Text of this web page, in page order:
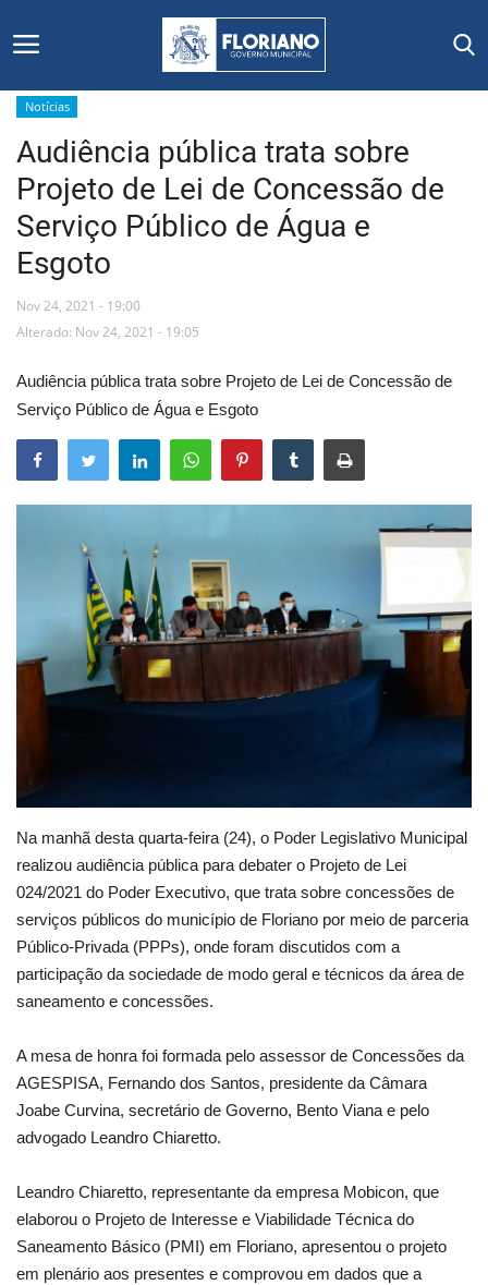
Início
Editais
Floriano
Secretarias e Órgãos
Mural de Licitações
Notícias
Vídeos
Webmail
Notícias
Audiência pública trata sobre
Projeto de Lei de Concessão de
Serviço Público de Água e
Esgoto
Nov 24, 2021 - 19:00
Alterado: Nov 24, 2021 - 19:05
Audiência pública trata sobre Projeto de Lei de Concessão de
Serviço Público de Água e Esgoto
Na manhã desta quarta-feira (24), o Poder Legislativo Municipal
realizou audiência pública para debater o Projeto de Lei
024/2021 do Poder Executivo, que trata sobre concessões de
serviços públicos do município de Floriano por meio de parceria
Público-Privada (PPPs), onde foram discutidos com a
participação da sociedade de modo geral e técnicos da área de
saneamento e concessões.
A mesa de honra foi formada pelo assessor de Concessões da
AGESPISA, Fernando dos Santos, presidente da Câmara
Joabe Curvina, secretário de Governo, Bento Viana e pelo
advogado Leandro Chiaretto.
Leandro Chiaretto, representante da empresa Mobicon, que
elaborou o Projeto de Interesse e Viabilidade Técnica do
Saneamento Básico (PMI) em Floriano, apresentou o projeto
em plenário aos presentes e comprovou em dados que a